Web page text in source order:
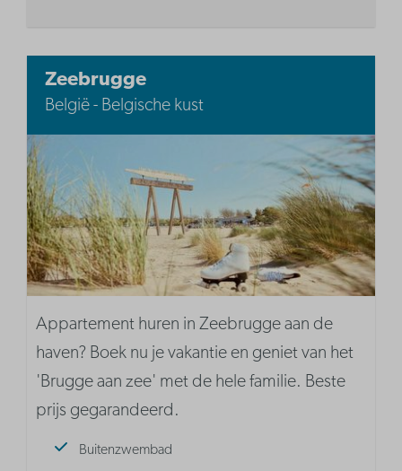
Zeebrugge
België - Belgische kust
Appartement huren in Zeebrugge aan de
haven? Boek nu je vakantie en geniet van het
'Brugge aan zee' met de hele familie. Beste
prijs gegarandeerd.
Buitenzwembad